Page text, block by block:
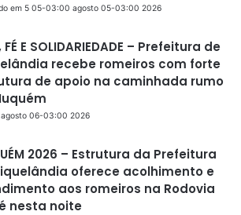
em 5 05-03:00 agosto 05-03:00 2026
FÉ E SOLIDARIEDADE – Prefeitura de
recebe romeiros com forte
de apoio na caminhada rumo
06-03:00 2026
2026 – Estrutura da Prefeitura
oferece acolhimento e
aos romeiros na Rodovia
nesta noite